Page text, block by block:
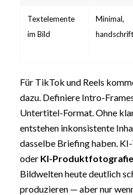
Textelemente
im Bild
Minimal,
Für TikTok und Reels
dazu. Definiere Intro-
Untertitel-Format. Ohne
entstehen inkonsistente
dasselbe Briefing haben.
oder KI-
Bildwelten heute deutlich
produzieren — aber nur